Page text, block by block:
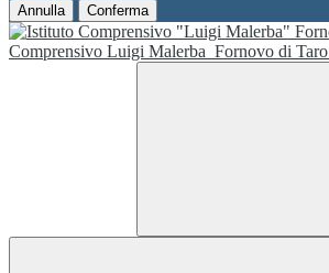
Annulla Conferma
Comprensivo Luigi Malerba Fornovo di Taro